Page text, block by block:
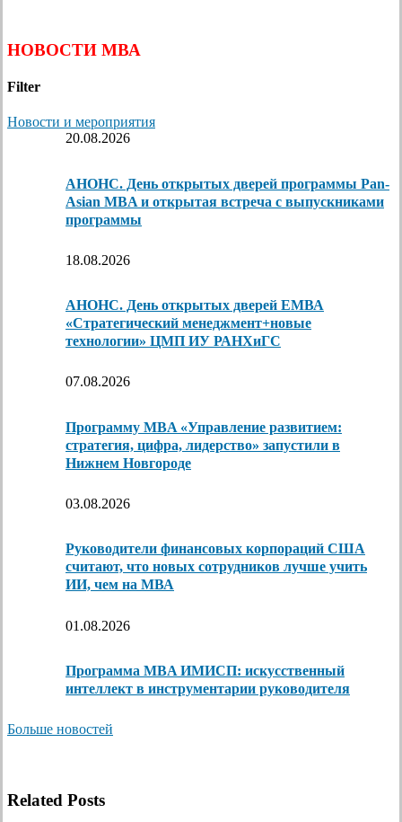
НОВОСТИ МВА
Filter
Новости и мероприятия
20.08.2026
АНОНС. День открытых дверей программы Pan-
Asian MBA и открытая встреча с выпускниками
программы
18.08.2026
АНОНС. День открытых дверей ЕМВА
«Стратегический менеджмент+новые
технологии» ЦМП ИУ РАНХиГС
07.08.2026
Программу MBA «Управление развитием:
стратегия, цифра, лидерство» запустили в
Нижнем Новгороде
03.08.2026
Руководители финансовых корпораций США
считают, что новых сотрудников лучше учить
ИИ, чем на МВА
01.08.2026
Программа MBA ИМИСП: искусственный
интеллект в инструментарии руководителя
Больше новостей
Related Posts